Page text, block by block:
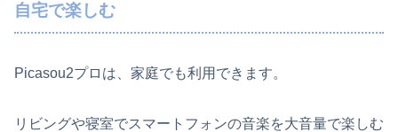
自宅で楽しむ
Picasou2プロは、家庭でも利用できます。
リビングや寝室でスマートフォンの音楽を大音量で楽しむ